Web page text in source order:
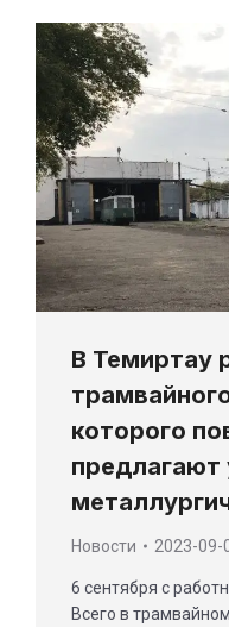
В Темиртау
которого
предлагают
Новости 2023-09-
6 сентября с
Всего в